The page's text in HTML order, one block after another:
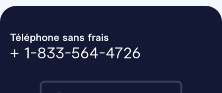
Téléphone sans frais
+ 1-833-564-4726